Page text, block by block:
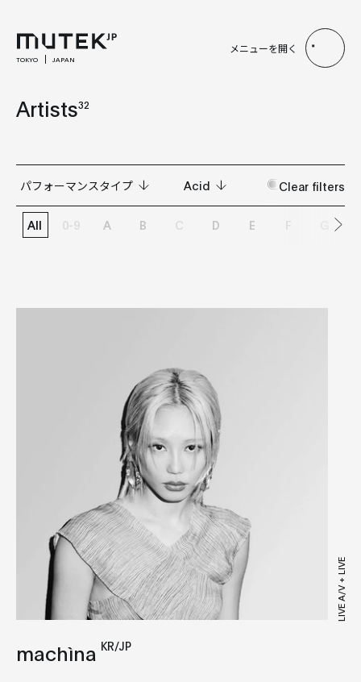
TOKYO JAPAN
メニューを開く
Artists32
Clear filters
パフォーマンスタイプ
All
Acid
All
Electro
Experimental
Experimental Techno
Footwork
House
IDM
Industrial
Jungle
Minimal
All 0-9 A B C D E
LIVE A/V + LIVE
machìna KR/JP